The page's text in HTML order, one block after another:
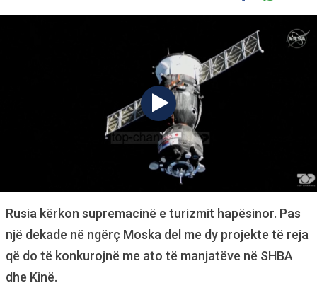
Rusia kërkon supremacinë e turizmit hapësinor. Pas
një dekade në ngërç Moska del me dy projekte të reja
që do të konkurojnë me ato të manjatëve në SHBA
dhe Kinë.